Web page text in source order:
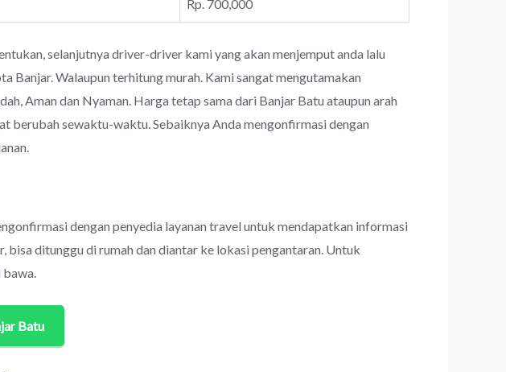
Rp. 700,000
selanjutnya driver-driver kami yang akan menjemput anda lalu
Banjar. Walaupun terhitung murah. Kami sangat mengutamakan
Aman dan Nyaman. Harga tetap sama dari Banjar Batu ataupun arah
berubah sewaktu-waktu. Sebaiknya Anda mengonfirmasi dengan
dengan penyedia layanan travel untuk mendapatkan informasi
ditunggu di rumah dan diantar ke lokasi pengantaran. Untuk
bawa.
Batu